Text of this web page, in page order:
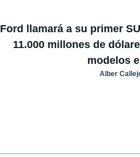
Ford llamará a su primer
11.000 millones de
modelos
Alber